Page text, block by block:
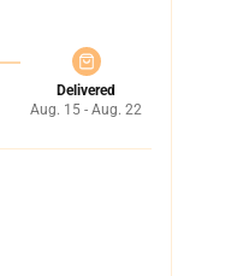
Delivered
Aug. 15 - Aug. 22